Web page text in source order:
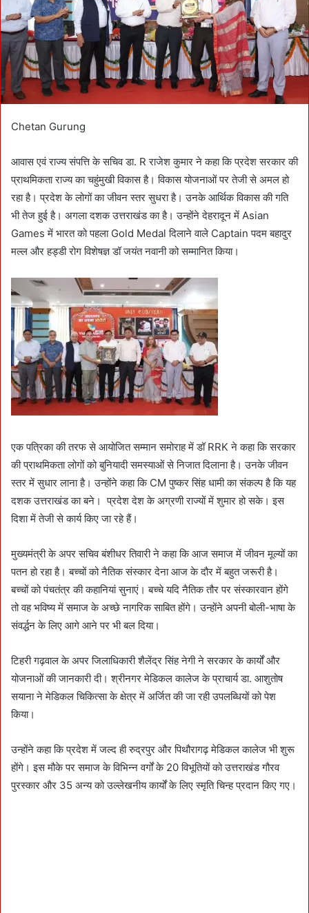
a
i
Chetan Gurung
आवास एवं राज्य संपत्ति के सचिव डा. R राजेश कुमार ने कहा कि प्रदेश सरकार की
प्राथमिकता राज्य का चहुंमुखी विकास है। विकास योजनाओं पर तेजी से अमल हो
रहा है। प्रदेश के लोगों का जीवन स्तर सुधरा है। उनके आर्थिक विकास की गति
भी तेज हुई है। अगला दशक उत्तराखंड का है। उन्होंने देहरादून में Asian
Games में भारत को पहला Gold Medal दिलाने वाले Captain पदम बहादुर
मल्ल और हड्डी रोग विशेषज्ञ डॉ जयंत नवानी को सम्मानित किया।
एक पत्रिका की तरफ से आयोजित सम्मान समोराह में डॉ RRK ने कहा कि सरकार
की प्राथमिकता लोगों को बुनियादी समस्याओं से निजात दिलाना है। उनके जीवन
स्तर में सुधार लाना है। उन्होंने कहा कि CM पुष्कर सिंह धामी का संकल्प है कि यह
दशक उत्तराखंड का बने। प्रदेश देश के अग्रणी राज्यों में शुमार हो सके। इस
दिशा में तेजी से कार्य किए जा रहे हैं।
मुख्यमंत्री के अपर सचिव बंशीधर तिवारी ने कहा कि आज समाज में जीवन मूल्यों का
पतन हो रहा है। बच्चों को नैतिक संस्कार देना आज के दौर में बहुत जरूरी है।
बच्चों को पंचतंत्र की कहानियां सुनाएं। बच्चे यदि नैतिक तौर पर संस्कारवान होंगे
तो वह भविष्य में समाज के अच्छे नागरिक साबित होंगे। उन्होंने अपनी बोली-भाषा के
संवर्द्धन के लिए आगे आने पर भी बल दिया।
टिहरी गढ़वाल के अपर जिलाधिकारी शैलेंद्र सिंह नेगी ने सरकार के कार्यों और
योजनाओं की जानकारी दी। श्रीनगर मेडिकल कालेज के प्राचार्य डा. आशुतोष
सयाना ने मेडिकल चिकित्सा के क्षेत्र में अर्जित की जा रही उपलब्धियों को पेश
किया।
उन्होंने कहा कि प्रदेश में जल्द ही रुद्रपुर और पिथौरागढ़ मेडिकल कालेज भी शुरू
होंगे। इस मौके पर समाज के विभिन्न वर्गों के 20 विभूतियों को उत्तराखंड गौरव
पुरस्कार और 35 अन्य को उल्लेखनीय कार्यों के लिए स्मृति चिन्ह प्रदान किए गए।